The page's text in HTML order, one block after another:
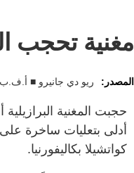
مغنية تحجب
المصدر: ريو دي جانيرو ■ أ.ف.ب
حجبت المغنية
أدلى بتعليات ساخرة
كواتشيلا بكاليفورنيا.